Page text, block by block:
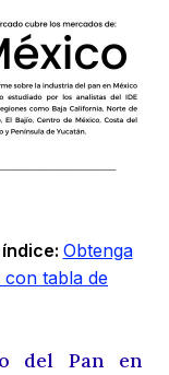
Obtenga
tabla de
del Pan en